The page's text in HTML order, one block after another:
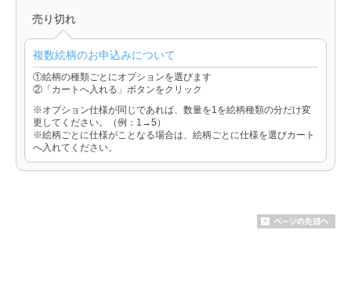
売り切れ
複数絵柄のお申込みについて
①絵柄の種類ごとにオプションを選びます
②「カートへ入れる」ボタンをクリック
※オプション仕様が同じであれば、数量を1を絵柄種類の分だけ変
更してください。（例：1→5）
※絵柄ごとに仕様がことなる場合は、絵柄ごとに仕様を選びカート
へ入れてください。